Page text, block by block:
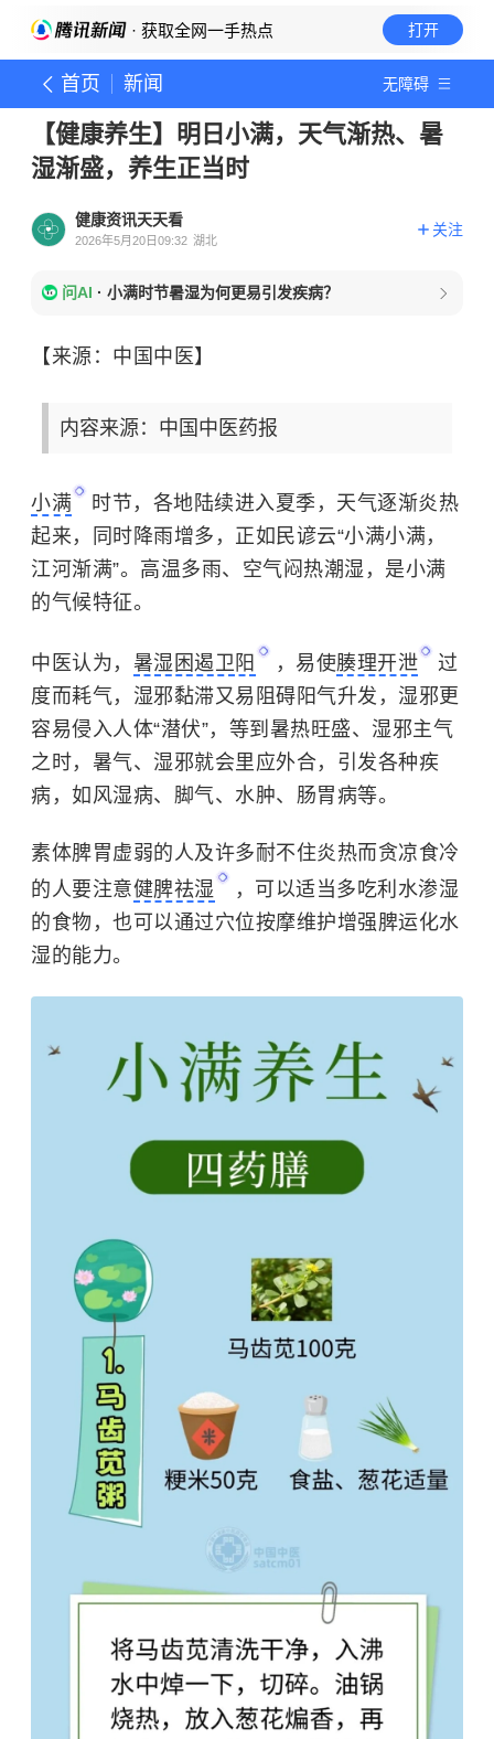
· 获取全网一手热点 打开
首页 新闻 无障碍
【健康养生】明日小满，天气渐热、暑
湿渐盛，养生正当时
健康资讯天天看
2026年5月20日09:32 湖北
关注
问AI · 小满时节暑湿为何更易引发疾病？
【来源：中国中医】
内容来源：中国中医药报
小满
时节，各地陆续进入夏季，天气逐渐炎热
起来，同时降雨增多，正如民谚云“小满小满，
江河渐满”。高温多雨、空气闷热潮湿，是小满
的气候特征。
中医认为， 暑湿困遏卫阳 ，易使腠理开泄
过
度而耗气，湿邪黏滞又易阻碍阳气升发，湿邪更
容易侵入人体“潜伏”，等到暑热旺盛、湿邪主气
之时，暑气、湿邪就会里应外合，引发各种疾
病，如风湿病、脚气、水肿、肠胃病等。
素体脾胃虚弱的人及许多耐不住炎热而贪凉食冷
的人要注意健脾祛湿
，可以适当多吃利水渗湿
的食物，也可以通过穴位按摩维护增强脾运化水
湿的能力。